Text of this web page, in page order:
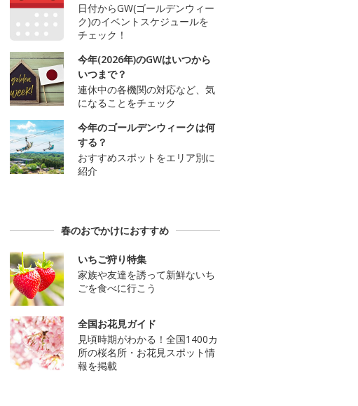
日付からGW(ゴールデンウィー
ク)のイベントスケジュールを
チェック！
今年(2026年)のGWはいつから
いつまで？
連休中の各機関の対応など、気
になることをチェック
今年のゴールデンウィークは何
する？
おすすめスポットをエリア別に
紹介
春のおでかけにおすすめ
いちご狩り特集
家族や友達を誘って新鮮ないち
ごを食べに行こう
全国お花見ガイド
見頃時期がわかる！全国1400カ
所の桜名所・お花見スポット情
報を掲載